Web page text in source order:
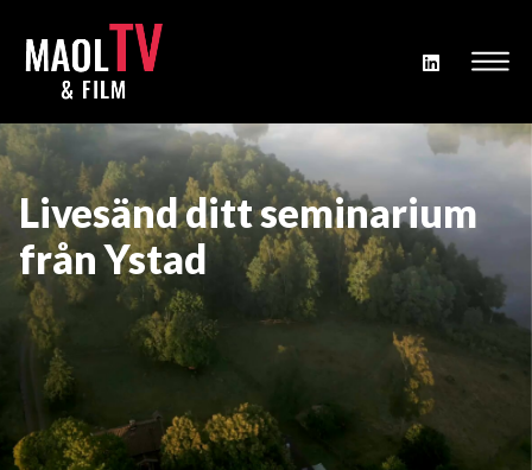
Livesänd ditt seminarium
från Ystad